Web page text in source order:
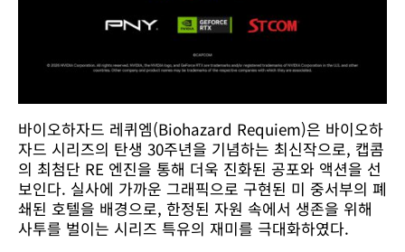
바이오하자드 레퀴엠(Biohazard Requiem)은 바이오하
자드 시리즈의 탄생 30주년을 기념하는 최신작으로, 캡콤
의 최첨단 RE 엔진을 통해 더욱 진화된 공포와 액션을 선
보인다. 실사에 가까운 그래픽으로 구현된 미 중서부의 폐
쇄된 호텔을 배경으로, 한정된 자원 속에서 생존을 위해
사투를 벌이는 시리즈 특유의 재미를 극대화하였다.